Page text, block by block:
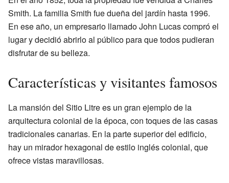
Smith. La familia Smith fue dueña del jardín hasta 1996.
En ese año, un empresario llamado John Lucas compró el
lugar y decidió abrirlo al público para que todos pudieran
disfrutar de su belleza.
Características y visitantes famosos
La mansión del Sitio Litre es un gran ejemplo de la
arquitectura colonial de la época, con toques de las casas
tradicionales canarias. En la parte superior del edificio,
hay un mirador hexagonal de estilo inglés colonial, que
ofrece vistas maravillosas.